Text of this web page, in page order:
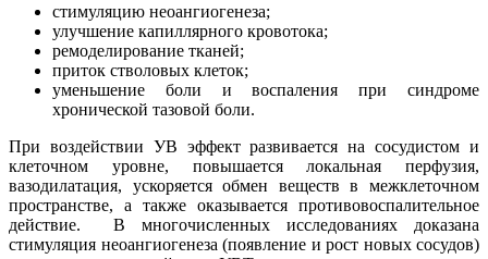
стимуляцию неоангиогенеза;
улучшение капиллярного кровотока;
ремоделирование тканей;
приток стволовых клеток;
уменьшение боли и воспаления при синдроме
хронической тазовой боли.
При воздействии УВ эффект развивается на сосудистом и
клеточном уровне, повышается локальная перфузия,
вазодилатация, ускоряется обмен веществ в межклеточном
пространстве, а также оказывается противовоспалительное
действие. В многочисленных исследованиях доказана
стимуляция неоангиогенеза (появление и рост новых сосудов)